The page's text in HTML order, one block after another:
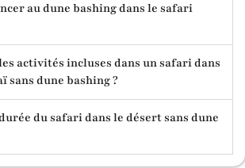
au dune bashing dans le safari
activités incluses dans un safari dans
sans dune bashing ?
du safari dans le désert sans dune